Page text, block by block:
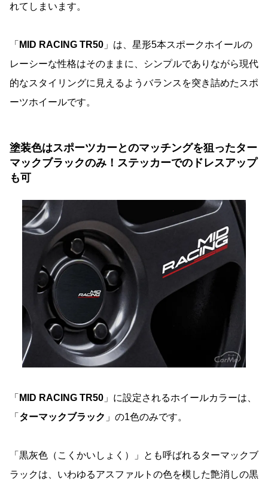
れてしまいます。
「 MID RACING TR50 」は、星形5本スポークホイールの
レーシーな性格はそのままに、シンプルでありながら現代
的なスタイリングに見えるようバランスを突き詰めたスポ
ーツホイールです。
塗装色はスポーツカーとのマッチングを狙ったター
マックブラックのみ！ステッカーでのドレスアップ
も可
「 MID RACING TR50 」に設定されるホイールカラーは、
「 ターマックブラック 」の1色のみです。
「黒灰色（こくかいしょく）」とも呼ばれるターマックブ
ラックは、いわゆるアスファルトの色を模した艶消しの黒